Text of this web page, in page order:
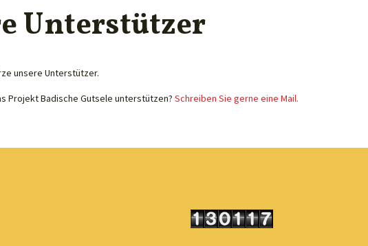
Unterstützer
unsere Unterstützer.
Projekt Badische Gutsele unterstützen?Schreiben Sie gerne eine Mail.